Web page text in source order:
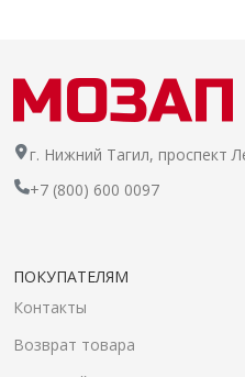
г. Нижний Тагил, проспект
+7 (800) 600 0097
ПОКУПАТЕЛЯМ
Контакты
Возврат товара